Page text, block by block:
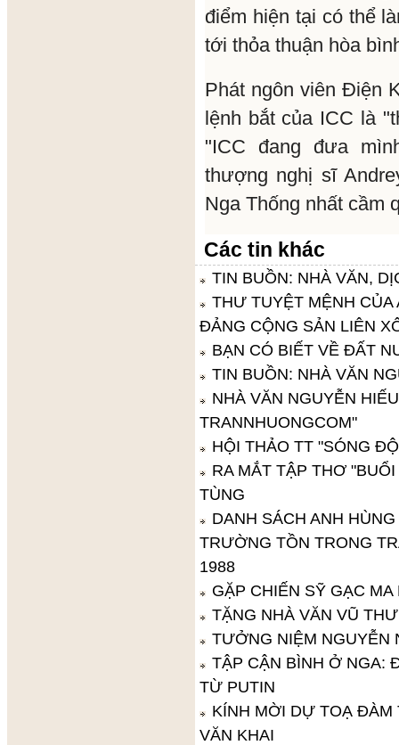
điểm hiện tại có thể
tới thỏa thuận hòa
Phát ngôn viên Điện
lệnh bắt của ICC là
"ICC đang đưa
thượng nghị sĩ
Nga Thống nhất cầm
Các tin khác
TIN BUỒN: NHÀ VĂN,
THƯ TUYỆT MỆNH
ĐẢNG CỘNG SẢN LIÊN
BẠN CÓ BIẾT VỀ ĐẤT
TIN BUỒN: NHÀ VĂN
NHÀ VĂN NGUYỄN
TRANNHUONGCOM"
HỘI THẢO TT "SÓNG
RA MẮT TẬP THƠ
TÙNG
DANH SÁCH ANH
TRƯỜNG TỒN TRONG
1988
GẶP CHIẾN SỸ GẠC
TẶNG NHÀ VĂN VŨ
TƯỞNG NIỆM NGUYỄN
TẬP CẬN BÌNH Ở NGA:
TỪ PUTIN
KÍNH MỜI DỰ TOẠ ĐÀM
VĂN KHAI